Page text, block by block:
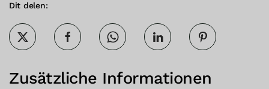
Dit delen:
Zusätzliche Informationen